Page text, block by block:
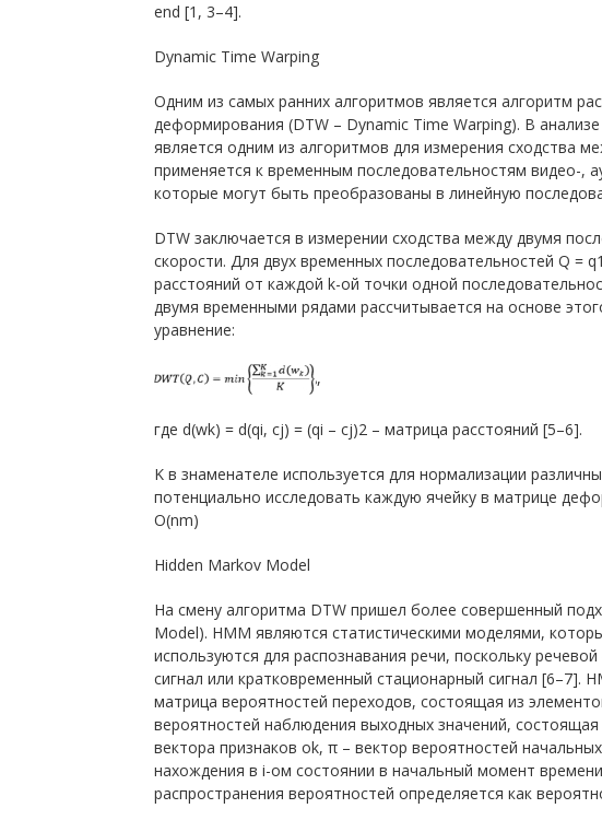
end [1, 3–4].
Dynamic Time Warping
Одним из самых ранних алгоритмов является алгоритм
деформирования (DTW – Dynamic Time Warping). В
является одним из алгоритмов для измерения сходства
применяется к временным последовательностям видео-,
которые могут быть преобразованы в линейную
DTW заключается в измерении сходства между двумя
скорости. Для двух временных последовательностей Q =
расстояний от каждой k-ой точки одной
двумя временными рядами рассчитывается на основе
уравнение:
,
где d(wk) = d(qi, cj) = (qi – cj)2 – матрица расстояний [5–6].
K в знаменателе используется для нормализации
потенциально исследовать каждую ячейку в матрице
O(nm)
Hidden Markov Model
На смену алгоритма DTW пришел более совершенный
Model). HMM являются статистическими моделями,
используются для распознавания речи, поскольку
сигнал или кратковременный стационарный сигнал [6–7].
матрица вероятностей переходов, состоящая из
вероятностей наблюдения выходных значений,
вектора признаков ok, π – вектор вероятностей
нахождения в i-ом состоянии в начальный момент
распространения вероятностей определяется как